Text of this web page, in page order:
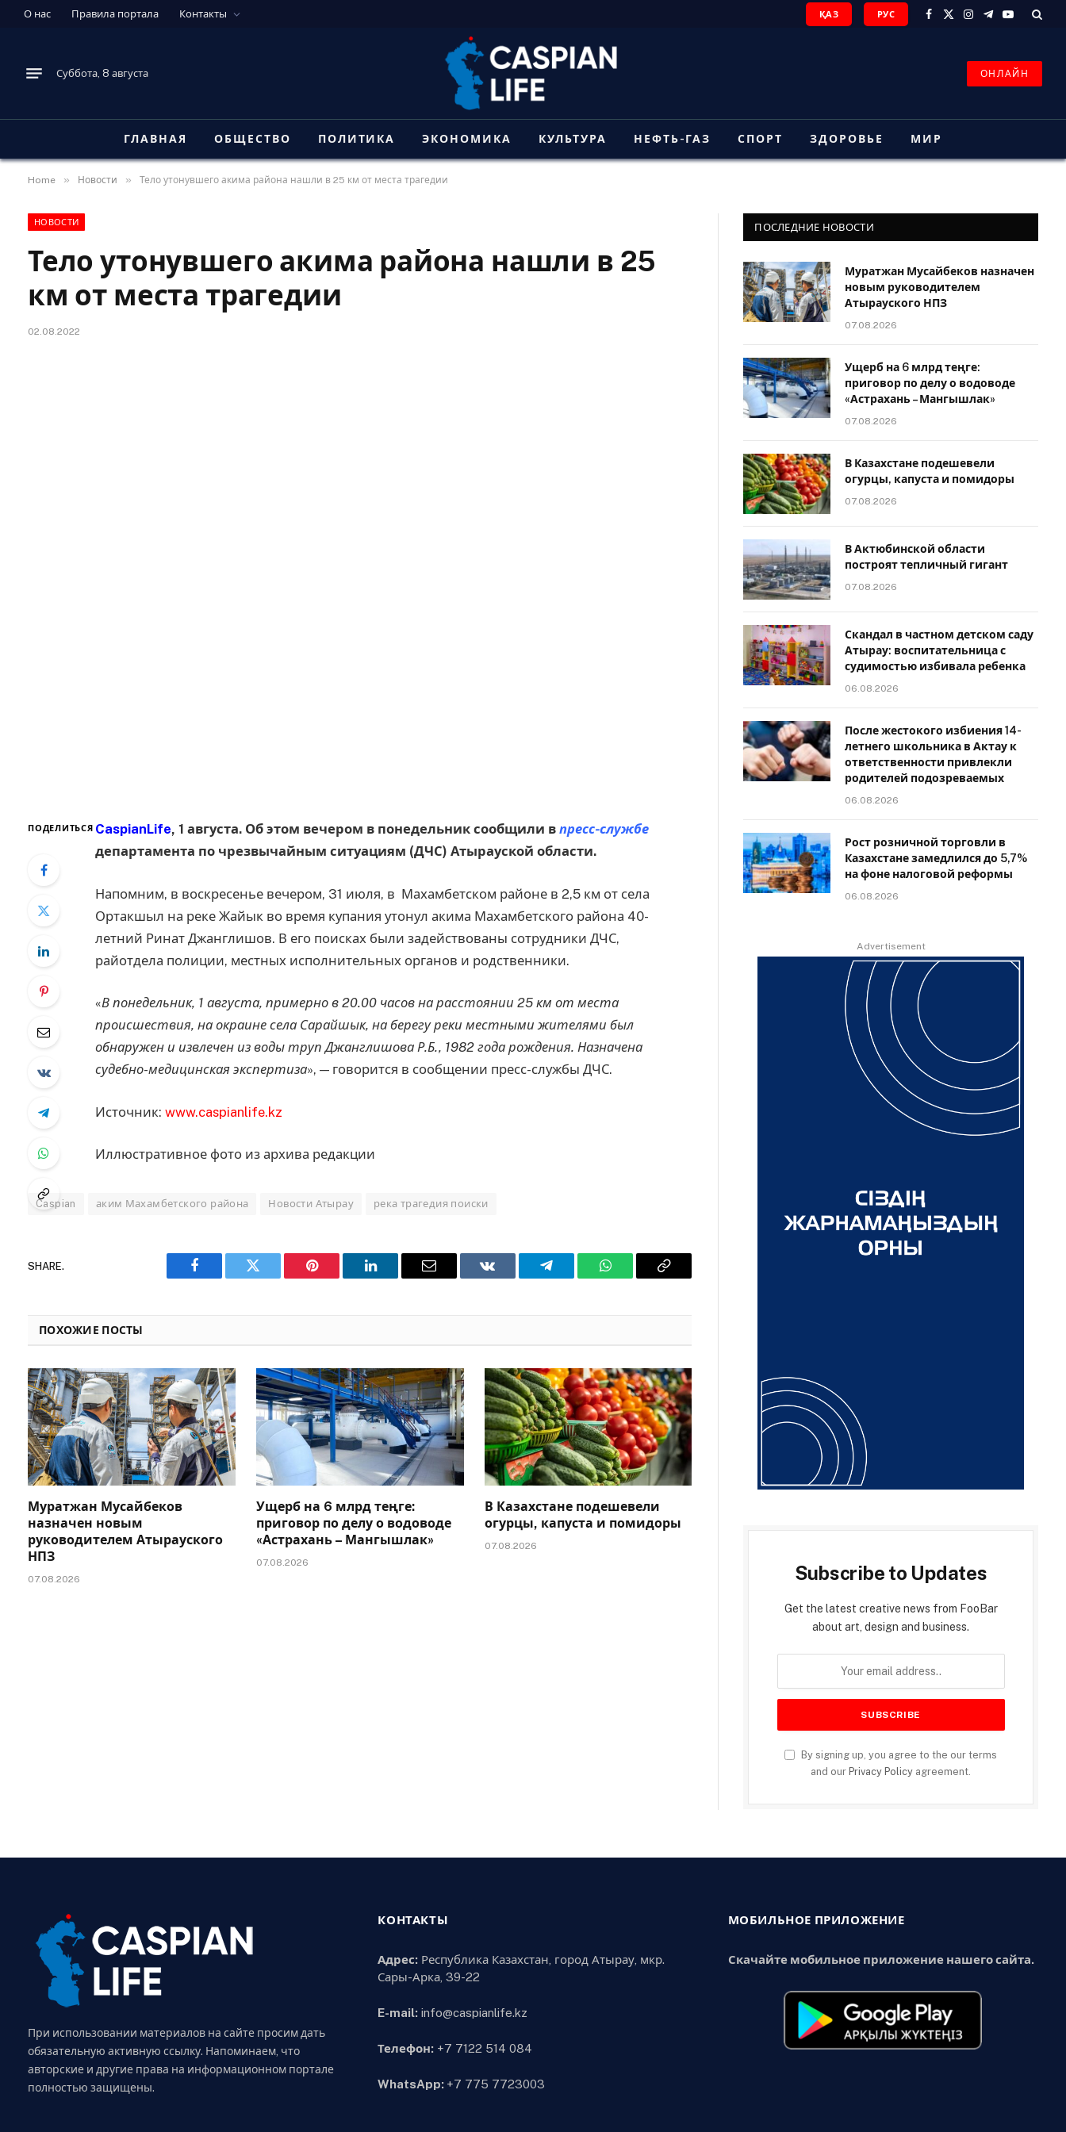
О нас Правила портала Контакты ҚАЗ РУС
Facebook
X
Instagram
Telegram
YouTube
Суббота, 8 августа ОНЛАЙН
ГЛАВНАЯ ОБЩЕСТВО ПОЛИТИКА ЭКОНОМИКА КУЛЬТУРА НЕФТЬ-ГАЗ СПОРТ ЗДОРОВЬЕ МИР
Home » Новости » Тело утонувшего акима района нашли в 25 км от места трагедии
НОВОСТИ
Тело утонувшего акима района нашли в 25
км от места трагедии
02.08.2022
ПОДЕЛИТЬСЯ CaspianLife, 1 августа. Об этом вечером в понедельник сообщили в пресс-службе
департамента по чрезвычайным ситуациям (ДЧС) Атырауской области.
Напомним, в воскресенье вечером, 31 июля, в Махамбетском районе в 2,5 км от села
Ортакшыл на реке Жайык во время купания утонул акима Махамбетского района 40-
летний Ринат Джанглишов. В его поисках были задействованы сотрудники ДЧС,
райотдела полиции, местных исполнительных органов и родственники.
«В понедельник, 1 августа, примерно в 20.00 часов на расстоянии 25 км от места
происшествия, на окраине села Сарайшык, на берегу реки местными жителями был
обнаружен и извлечен из воды труп Джанглишова Р.Б., 1982 года рождения. Назначена
судебно-медицинская экспертиза», — говорится в сообщении пресс-службы ДЧС.
Источник: www.caspianlife.kz
Иллюстративное фото из архива редакции
Caspian аким Махамбетского района Новости Атырау река трагедия поиски
SHARE.
Facebook Twitter Pinterest LinkedIn Email VKontakteTelegram WhatsAppCopy
ПОХОЖИЕ ПОСТЫ
Муратжан Мусайбеков
назначен новым
руководителем Атырауского
НПЗ
07.08.2026
Ущерб на 6 млрд теңге:
приговор по делу о водоводе
«Астрахань – Мангышлак»
07.08.2026
В Казахстане подешевели
огурцы, капуста и помидоры
07.08.2026
ПОСЛЕДНИЕ НОВОСТИ
Муратжан Мусайбеков назначен
новым руководителем
Атырауского НПЗ
07.08.2026
Ущерб на 6 млрд теңге:
приговор по делу о водоводе
«Астрахань – Мангышлак»
07.08.2026
В Казахстане подешевели
огурцы, капуста и помидоры
07.08.2026
В Актюбинской области
построят тепличный гигант
07.08.2026
Скандал в частном детском саду
Атырау: воспитательница с
судимостью избивала ребенка
06.08.2026
После жестокого избиения 14-
летнего школьника в Актау к
ответственности привлекли
родителей подозреваемых
06.08.2026
Рост розничной торговли в
Казахстане замедлился до 5,7%
на фоне налоговой реформы
06.08.2026
Advertisement
Subscribe to Updates
Get the latest creative news from FooBar
about art, design and business.
By signing up, you agree to the our terms
and our Privacy Policy agreement.
При использовании материалов на сайте просим дать
обязательную активную ссылку. Напоминаем, что
авторские и другие права на информационном портале
полностью защищены.
КОНТАКТЫ
Адрес: Республика Казахстан, город Атырау, мкр.
Сары-Арка, 39-22
E-mail: info@caspianlife.kz
Телефон: +7 7122 514 084
WhatsApp: +7 775 7723003
МОБИЛЬНОЕ ПРИЛОЖЕНИЕ
Скачайте мобильное приложение нашего сайта.